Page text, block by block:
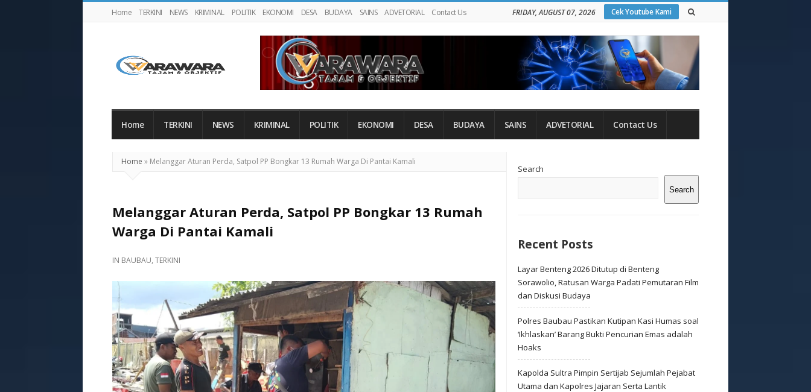
Home TERKINI NEWS KRIMINAL POLITIK EKONOMI DESA BUDAYA SAINS ADVETORIAL Contact Us Cek Youtube Kami
FRIDAY, AUGUST 07, 2026
Home TERKINI NEWS KRIMINAL POLITIK EKONOMI DESA BUDAYA SAINS ADVETORIAL Contact Us
Home » Melanggar Aturan Perda, Satpol PP Bongkar 13 Rumah Warga Di Pantai Kamali
Melanggar Aturan Perda, Satpol PP Bongkar 13 Rumah
Warga Di Pantai Kamali
IN BAUBAU, TERKINI
Sidebar
Search
Search
Recent Posts
Layar Benteng 2026 Ditutup di Benteng
Sorawolio, Ratusan Warga Padati Pemutaran Film
dan Diskusi Budaya
Polres Baubau Pastikan Kutipan Kasi Humas soal
‘Ikhlaskan’ Barang Bukti Pencurian Emas adalah
Hoaks
Kapolda Sultra Pimpin Sertijab Sejumlah Pejabat
Utama dan Kapolres Jajaran Serta Lantik